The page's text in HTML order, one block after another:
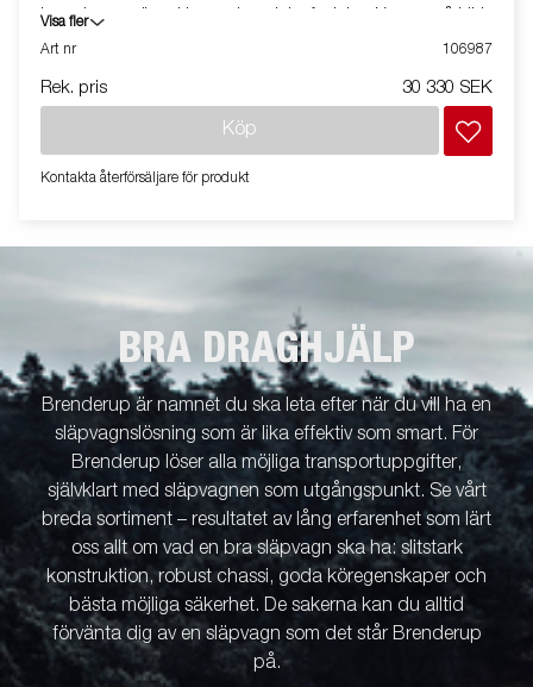
kapaciteten större. Utrustad med tippfunktion. Vagnen på bilden
kan vara extrautrustad.
Visa fler
Art nr
106987
Rek. pris 30 330 SEK
Köp
Kontakta återförsäljare för produkt
BRA DRAGHJÄLP
Brenderup är namnet du ska leta efter när du vill ha en
släpvagnslösning som är lika effektiv som smart. För
Brenderup löser alla möjliga transportuppgifter,
självklart med släpvagnen som utgångspunkt. Se vårt
breda sortiment – resultatet av lång erfarenhet som lärt
oss allt om vad en bra släpvagn ska ha: slitstark
konstruktion, robust chassi, goda köregenskaper och
bästa möjliga säkerhet. De sakerna kan du alltid
förvänta dig av en släpvagn som det står Brenderup
på.